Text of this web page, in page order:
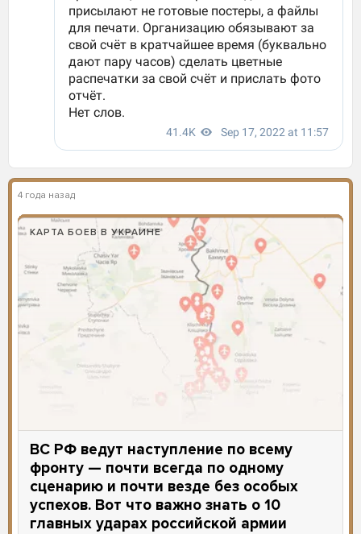
4 года назад
КАРТА БОЕВ В УКРАИНЕ
ВС РФ ведут наступление по всему
фронту — почти всегда по одному
сценарию и почти везде без особых
успехов. Вот что важно знать о 10
главных ударах российской армии